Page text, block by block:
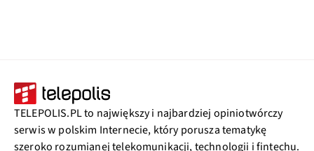
TELEPOLIS.PL to największy i najbardziej opiniotwórczy
serwis w polskim Internecie, który porusza tematykę
szeroko rozumianej telekomunikacji, technologii i fintechu.